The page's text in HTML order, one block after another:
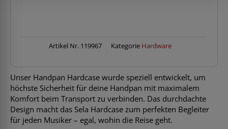
Artikel Nr. 119967 Kategorie Hardware
Unser Handpan Hardcase wurde speziell entwickelt, um
höchste Sicherheit für deine Handpan mit maximalem
Komfort beim Transport zu verbinden. Das durchdachte
Design macht das Sela Hardcase zum perfekten Begleiter
für jeden Musiker – egal, wohin die Reise geht.